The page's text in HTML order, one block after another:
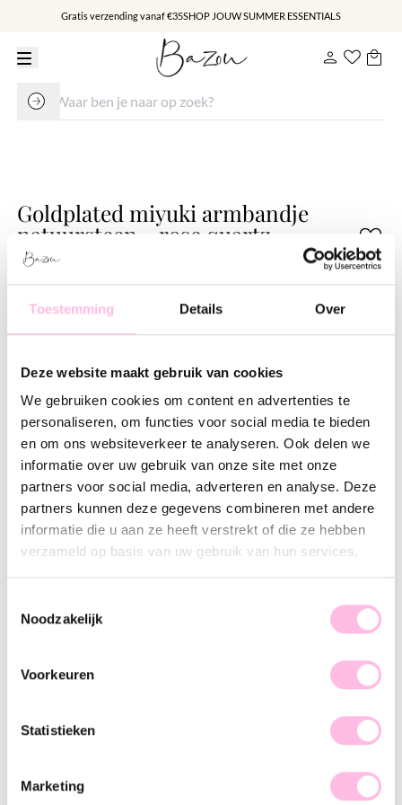
Toestemming Details Over
Deze website maakt gebruik van cookies
We gebruiken cookies om content en advertenties te
personaliseren, om functies voor social media te bieden
en om ons websiteverkeer te analyseren. Ook delen we
informatie over uw gebruik van onze site met onze
partners voor social media, adverteren en analyse. Deze
partners kunnen deze gegevens combineren met andere
informatie die u aan ze heeft verstrekt of die ze hebben
verzameld op basis van uw gebruik van hun services.
Noodzakelijk
Voorkeuren
Statistieken
Marketing
Gratis verzending vanaf €35SHOP JOUW SUMMER ESSENTIALS
Goldplated miyuki armbandje
natuursteen - rose quartz
(lichtroze)
€ 14.95
Verzending v.a. €1,95
Premium stainless steel
Omschrijving Kenmerk SKU
Obsessed with armcandy … Deze armband is de perfecte
basic van een stunning armparty. Dit miyuki armbandje geeft
een chique touch en is helemaal on-trend! Het armbandje is
♥ YOU MAY ALSO LOVE...
Statement oorbellen "Love Spark"